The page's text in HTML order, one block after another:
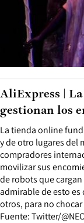
La tienda online
y de otro lugares del
compradores
movilizar sus
de robots que
admirable de esto
otros, para no
Fuente: Twitter/
AliExpress |
gestionan los